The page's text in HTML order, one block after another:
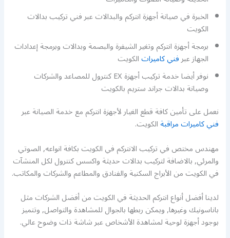
الخبرة في صيانة أجهزة انتركم والبدالات عبر فني تركيب بدالات
الكويت
برمجة أجهزة انتركم وتغير الشيفرة والبصمة وبدالات وبرمجة إعدادات
الجهاز عبرفني كاميراتالكويت
نوفر أيضا خدمة تركيب أجهزة EX كنترول للمصاعد والشركات
وصيانة بدالات جراند ستريم بالكويت
نعمل على تأمين كافة قطع الغيار لأجهزة انتركم مع خدمة الصيانة عبر
فني كاميرات مراقبةالكويت.
مهندس مختص في تركيب الانتركم في الكويت بكافة انواعه, الصوتي
والمرئي, بالاضافة لتركيب بدالات حديثة واكسس كنترول لكل المنشآت
في الكويت من الأبراج السكنية والفنادق والمطاعم والشركات والمكاتب.
لدينا أفضل أنواع انتركم الحديثة في الكويت من أفضل الشركات مثل
باناسونيك وغيرها, ويمكن ربطها بالجوال للمشاهدة والتواصل, وتتميز
بوجود أجهزة لوحية لمشاهدة الأشخاص عبر شاشة ذات وضوح عالي.